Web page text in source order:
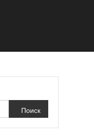
Поиск